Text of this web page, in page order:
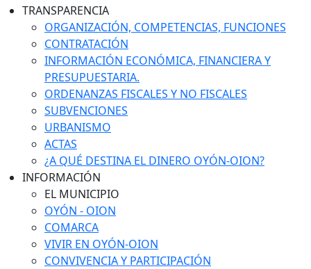
TRANSPARENCIA
ORGANIZACIÓN, COMPETENCIAS, FUNCIONES
CONTRATACIÓN
INFORMACIÓN ECONÓMICA, FINANCIERA Y
PRESUPUESTARIA.
ORDENANZAS FISCALES Y NO FISCALES
SUBVENCIONES
URBANISMO
ACTAS
¿A QUÉ DESTINA EL DINERO OYÓN-OION?
INFORMACIÓN
EL MUNICIPIO
OYÓN - OION
COMARCA
VIVIR EN OYÓN-OION
CONVIVENCIA Y PARTICIPACIÓN